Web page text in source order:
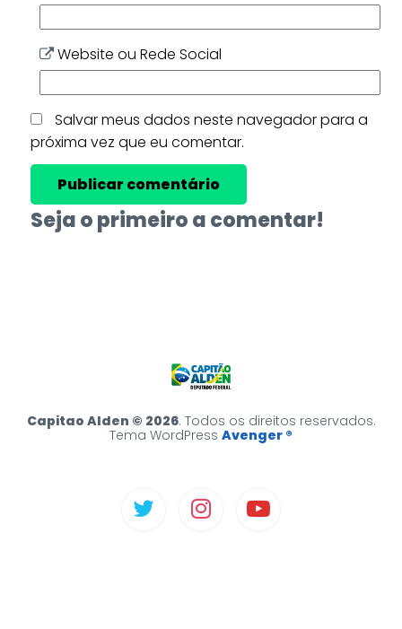
Website ou Rede Social
Salvar meus dados neste navegador para a
próxima vez que eu comentar.
Seja o primeiro a comentar!
Capitao Alden © 2026. Todos os direitos reservados.
Tema WordPress Avenger ®